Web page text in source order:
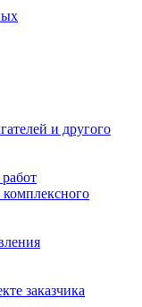
и другого
заказчика